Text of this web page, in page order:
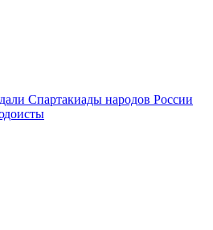
Спартакиады народов России